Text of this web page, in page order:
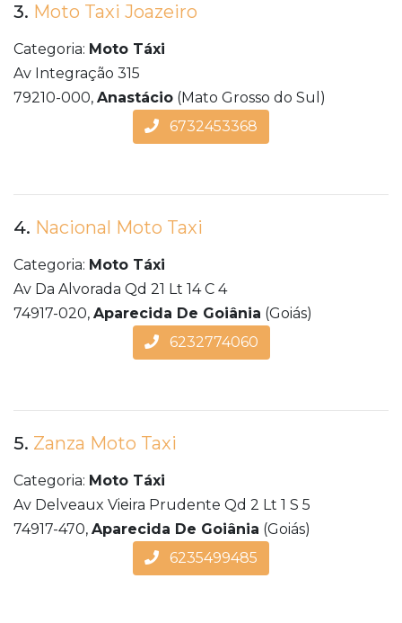
3. Moto Taxi Joazeiro
Categoria: Moto Táxi
Av Integração 315
79210-000, Anastácio (Mato Grosso do Sul)
6732453368
4. Nacional Moto Taxi
Categoria: Moto Táxi
Av Da Alvorada Qd 21 Lt 14 C 4
74917-020, Aparecida De Goiânia (Goiás)
6232774060
5. Zanza Moto Taxi
Categoria: Moto Táxi
Av Delveaux Vieira Prudente Qd 2 Lt 1 S 5
74917-470, Aparecida De Goiânia (Goiás)
6235499485